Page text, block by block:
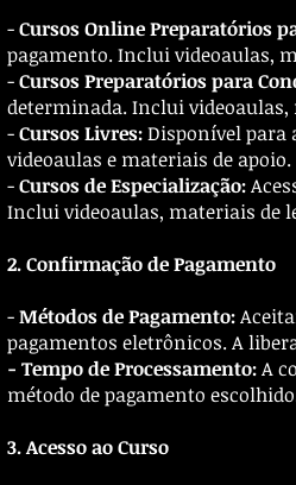
-Cursos Online Preparatórios
pagamento. Inclui videoaulas,
-Cursos Preparatórios para
determinada. Inclui
-Cursos Livres:Disponível para
videoaulas e materiais de apoio.
-Cursos de Especialização:
Inclui videoaulas, materiais de
2. Confirmação de Pagamento
-Métodos de Pagamento:
pagamentos eletrônicos. A
- Tempo de Processamento:A
método de pagamento
3. Acesso ao Curso